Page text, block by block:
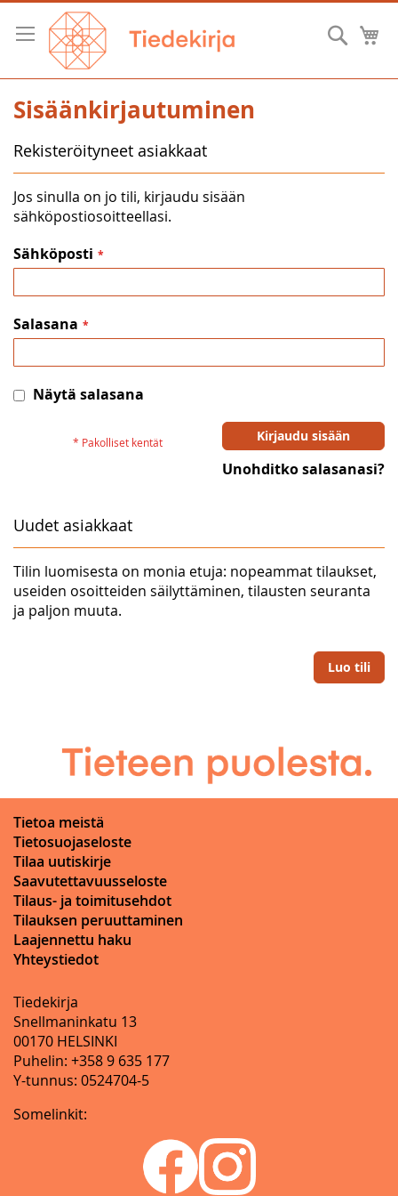
Skip
Content
Hae
Sisäänkirjautuminen
Rekisteröityneet asiakkaat
Jos sinulla on jo tili, kirjaudu sisään
sähköpostiosoitteellasi.
Sähköposti
Salasana
Näytä salasana
Kirjaudu sisään
Unohditko salasanasi?
Uudet asiakkaat
Tilin luomisesta on monia etuja: nopeammat tilaukset,
useiden osoitteiden säilyttäminen, tilausten seuranta
ja paljon muuta.
Luo tili
Tietoa meistä
Tietosuojaseloste
Tilaa uutiskirje
Saavutettavuusseloste
Tilaus- ja toimitusehdot
Tilauksen peruuttaminen
Laajennettu haku
Yhteystiedot
Tiedekirja
Snellmaninkatu 13
00170 HELSINKI
Puhelin: +358 9 635 177
Y-tunnus: 0524704-5
Somelinkit: